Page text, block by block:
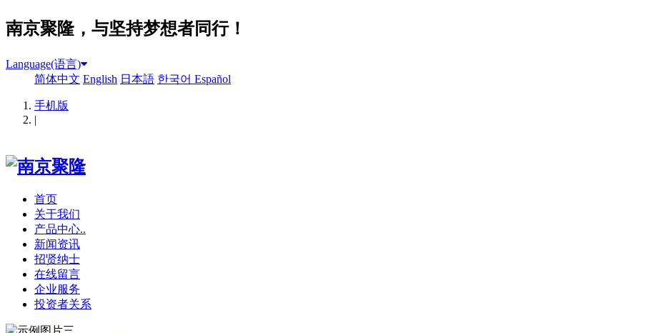
南京聚隆，与坚持梦想者同行！
Language(语言)
简体中文 English 日本語 한국어 Español
手机版
|
首页
关于我们
产品中心..
新闻资讯
招贤纳士
在线留言
企业服务
投资者关系